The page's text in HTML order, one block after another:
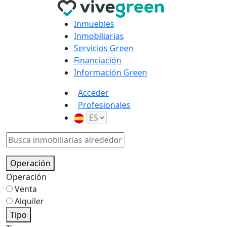
Inmuebles
Inmobiliarias
Servicios Green
Financiación
Información Green
Acceder
Profesionales
Operación
Operación
Venta
Alquiler
Tipo